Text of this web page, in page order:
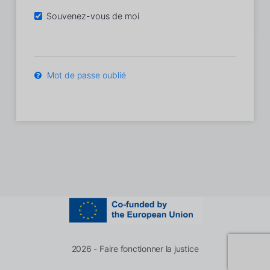
Souvenez-vous de moi
Mot de passe oublié
2026 - Faire fonctionner la justice